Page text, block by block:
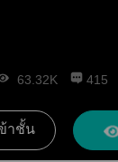
63.32K 415
าชั้น